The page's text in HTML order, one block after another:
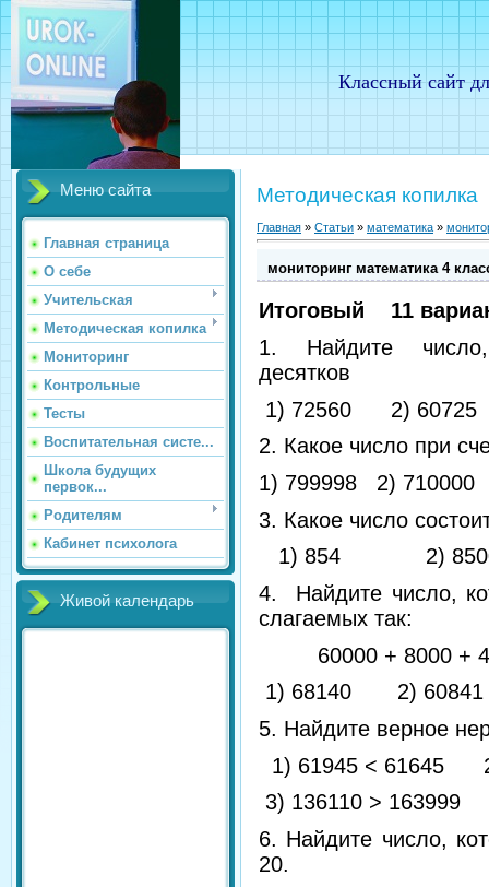
Классный сайт
Меню сайта
Главная страница
О себе
Учительская
Методическая копилка
Мониторинг
Контрольные
Тесты
Воспитательная систе...
Школа будущих
первок...
Родителям
Кабинет психолога
Живой календарь
Методическая копилка
Главная » Статьи » математика »
мониторинг математика 4
Итоговый 11
1. Найдите
1) 72560 2)
2. Какое число при
1) 799998 2)
3. Какое число
1) 854 2)
4. Найдите число,
слагаемых так:
60000
1) 68140 2)
5. Найдите верное
1) 61945 < 61645
3) 136110 >
6. Найдите число,
20.